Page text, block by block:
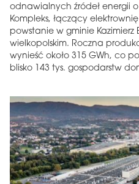
odnawialnych źródeł energii
Kompleks, łączący
powstanie w gminie Kazimierz
wielkopolskim. Roczna
wynieść około 315 GWh, co
blisko 143 tys. gospodarstw